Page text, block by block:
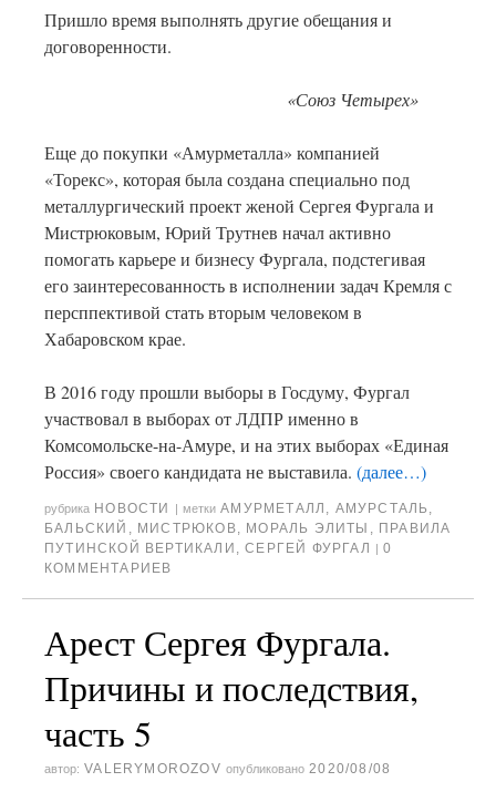
Пришло время выполнять другие обещания и
договоренности.
«Союз Четырех»
Еще до покупки «Амурметалла» компанией
«Торекс», которая была создана специально под
металлургический проект женой Сергея Фургала и
Мистрюковым, Юрий Трутнев начал активно
помогать карьере и бизнесу Фургала, подстегивая
его заинтересованность в исполнении задач Кремля с
персппективой стать вторым человеком в
Хабаровском крае.
В 2016 году прошли выборы в Госдуму, Фургал
участвовал в выборах от ЛДПР именно в
Комсомольске-на-Амуре, и на этих выборах «Единая
Россия» своего кандидата не выставила. (далее…)
рубрика НОВОСТИ | метки АМУРМЕТАЛЛ , АМУРСТАЛЬ,
БАЛЬСКИЙ , МИСТРЮКОВ, МОРАЛЬ ЭЛИТЫ , ПРАВИЛА
ПУТИНСКОЙ ВЕРТИКАЛИ ,СЕРГЕЙ ФУРГАЛ | 0
КОММЕНТАРИЕВ
Арест Сергея Фургала.
Причины и последствия,
часть 5
автор: VALERYMOROZOV опубликовано 2020/08/08